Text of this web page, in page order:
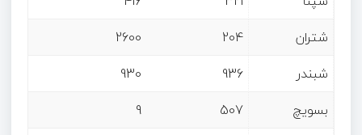
شتران
204
2600
شبندر
936
930
بسویچ
507
9